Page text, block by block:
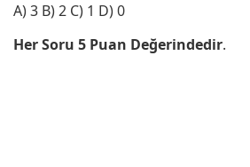
A) 3 B) 2 C) 1 D) 0
Her Soru 5 Puan Değerindedir.